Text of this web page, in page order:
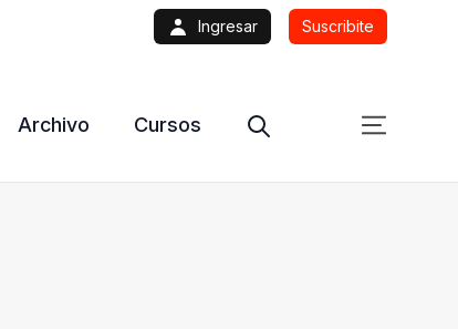
Ingresar Suscribite
Archivo Cursos